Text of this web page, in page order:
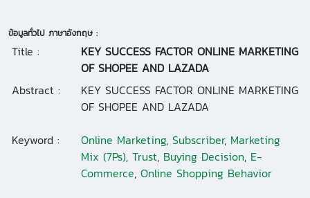
ข้อมูลทั่วไป ภาษาอังกฤษ :
Title :
KEY SUCCESS FACTOR ONLINE MARKETING
OF SHOPEE AND LAZADA
Abstract :
KEY SUCCESS FACTOR ONLINE MARKETING
OF SHOPEE AND LAZADA
Keyword :
Online Marketing, Subscriber, Marketing
Mix (7Ps), Trust, Buying Decision, E-
Commerce, Online Shopping Behavior